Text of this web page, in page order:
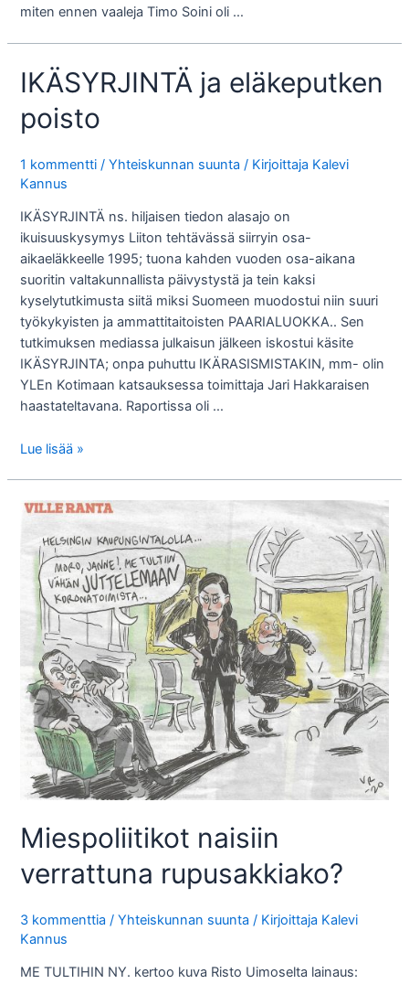
miten ennen vaaleja Timo Soini oli …
IKÄSYRJINTÄ ja eläkeputken
poisto
1 kommentti /Yhteiskunnan suunta / Kirjoittaja Kalevi
Kannus
IKÄSYRJINTÄ ns. hiljaisen tiedon alasajo on
ikuisuuskysymys Liiton tehtävässä siirryin osa-
aikaeläkkeelle 1995; tuona kahden vuoden osa-aikana
suoritin valtakunnallista päivystystä ja tein kaksi
kyselytutkimusta siitä miksi Suomeen muodostui niin suuri
työkykyisten ja ammattitaitoisten PAARIALUOKKA.. Sen
tutkimuksen mediassa julkaisun jälkeen iskostui käsite
IKÄSYRJINTA; onpa puhuttu IKÄRASISMISTAKIN, mm- olin
YLEn Kotimaan katsauksessa toimittaja Jari Hakkaraisen
haastateltavana. Raportissa oli …
IKÄSYRJINTÄ
poisto
Lue lisää »
Miespoliitikot naisiin
verrattuna rupusakkiako?
3 kommenttia /Yhteiskunnan suunta / Kirjoittaja Kalevi
Kannus
ME TULTIHIN NY. kertoo kuva Risto Uimoselta lainaus: